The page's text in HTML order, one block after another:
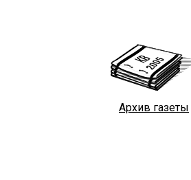
Архив газеты